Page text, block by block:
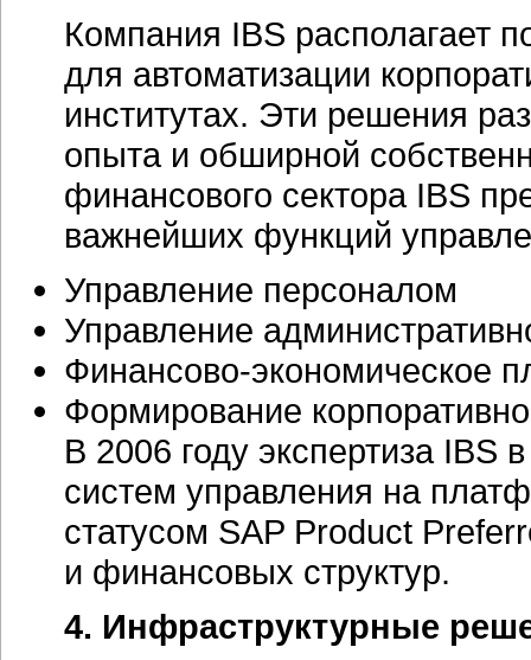
Компания IBS располагает
для автоматизации
институтах. Эти решения
опыта и обширной
финансового сектора IBS
важнейших функций
Управление персоналом
Управление
Финансово-экономическое
Формирование
В 2006 году экспертиза IBS
систем управления на
статусом SAP Product
и финансовых структур.
4. Инфраструктурные